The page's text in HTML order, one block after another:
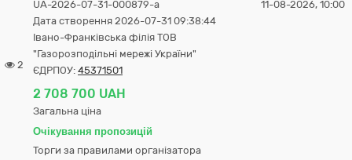
2
UA-2026-07-31-000879-a
Дата створення 2026-07-31 09:38:44
Івано-Франківська філія ТОВ
"Газорозподільні мережі України"
ЄДРПОУ: 45371501
2 708 700 UAH
Загальна ціна
Очікування пропозицій
Торги за правилами організатора
11-08-2026, 10:00